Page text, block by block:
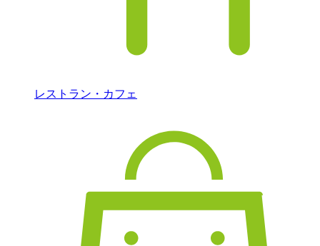
レストラン・カフェ